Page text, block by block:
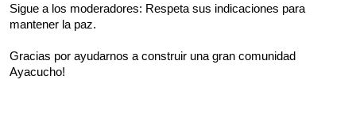
Sigue a los moderadores: Respeta sus indicaciones para
mantener la paz.
Gracias por ayudarnos a construir una gran comunidad
Ayacucho!